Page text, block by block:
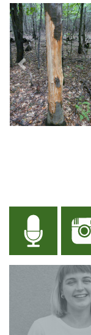
Předchozí